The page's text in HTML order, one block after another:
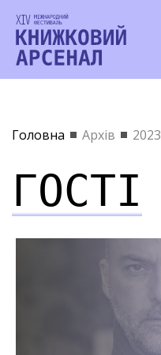
Головна Архів 2023
ГОСТІ